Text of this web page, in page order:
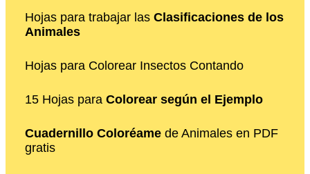
Hojas para trabajar las Clasificaciones de los
Animales
Hojas para Colorear Insectos Contando
15 Hojas para Colorear según el Ejemplo
Cuadernillo Coloréame de Animales en PDF
gratis